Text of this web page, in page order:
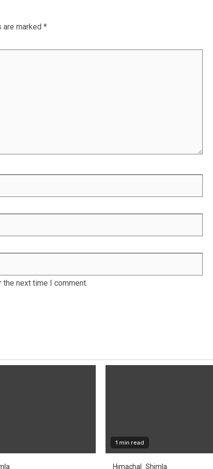
are marked *
next time I comment.
1 min read
Himachal Shimla